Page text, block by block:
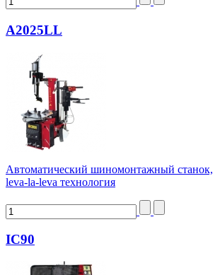
А2025LL
Автоматический шиномонтажный станок,
leva-la-leva технология
IC90